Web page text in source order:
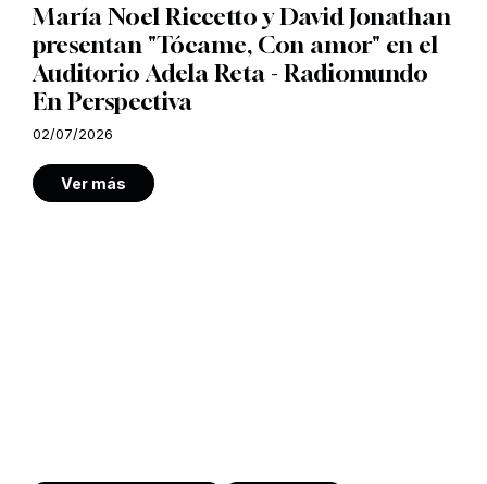
María Noel Riccetto y David Jonathan
presentan "Tócame, Con amor" en el
Auditorio Adela Reta - Radiomundo
En Perspectiva
02/07/2026
Ver más